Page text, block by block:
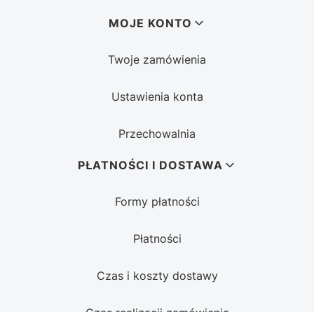
MOJE KONTO
Twoje zamówienia
Ustawienia konta
Przechowalnia
PŁATNOŚCI I DOSTAWA
Formy płatności
Płatności
Czas i koszty dostawy